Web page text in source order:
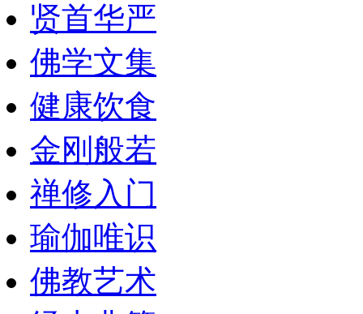
贤首华严
佛学文集
健康饮食
金刚般若
禅修入门
瑜伽唯识
佛教艺术